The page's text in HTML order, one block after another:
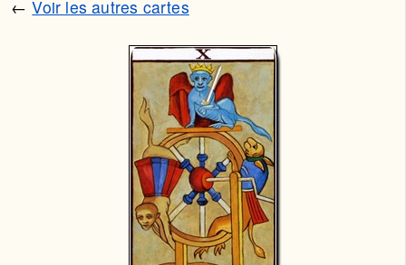
←Voir les autres cartes